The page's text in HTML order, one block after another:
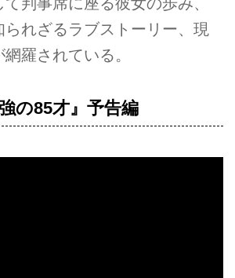
られざるラブストーリー、現
羅されている。
の85才』予告編